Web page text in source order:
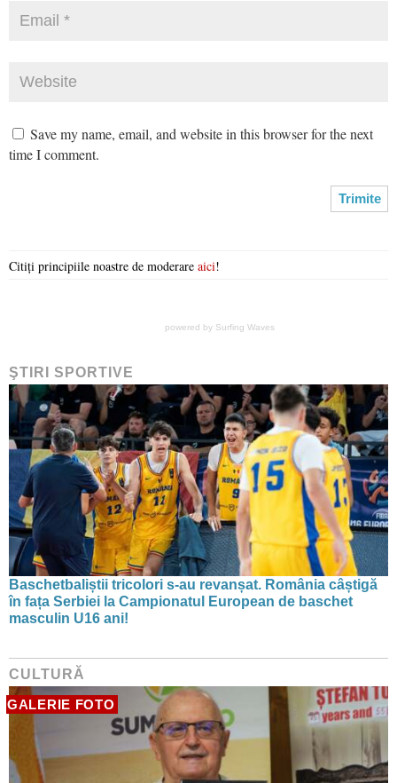
Save my name, email, and website in this browser for the next
time I comment.
Citiți principiile noastre de moderare aici!
powered by Surfing Waves
ŞTIRI SPORTIVE
Baschetbaliștii tricolori s-au revanșat. România câștigă
în fața Serbiei la Campionatul European de baschet
masculin U16 ani!
CULTURĂ
GALERIE FOTO